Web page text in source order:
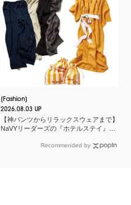
Fashion
2026.08.03 UP
【神パンツからリラックスウェアまで】
NaVYリーダーズの『ホテルステイ』に
Recommended by